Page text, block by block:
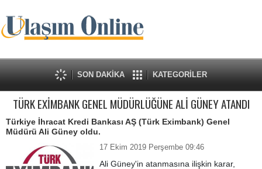
SON DAKİKA KATEGORİLER
TÜRK EXİMBANK GENEL MÜDÜRLÜĞÜNE ALİ GÜNEY ATANDI
Türkiye İhracat Kredi Bankası AŞ (Türk Eximbank) Genel
Müdürü Ali Güney oldu.
17 Ekim 2019 Perşembe 09:46
Ali Güney'in atanmasına ilişkin karar,